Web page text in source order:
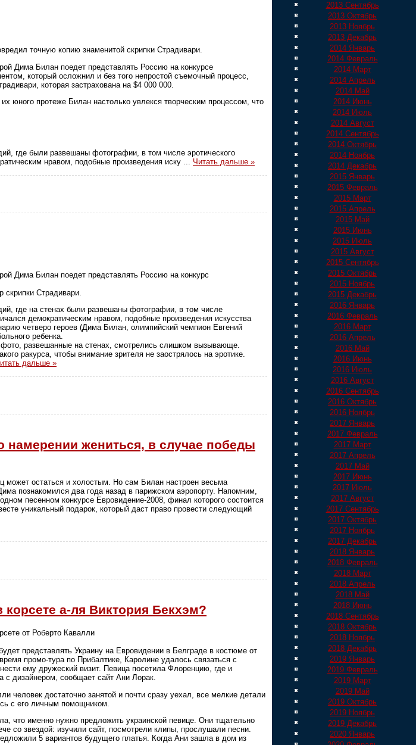
точную копию знаменитой скрипки Страдивари.
Дима Билан поедет представлять Россию на конкурсе
который осложнил и без того непростой съемочный процесс,
которая застрахована на $4 000 000.
юного протеже Билан настолько увлекся творческим процессом, что
где были развешаны фотографии, в том числе эротического
нравом, подобные произведения иску ... Читать дальше »
Дима Билан поедет представлять Россию на конкурс
Страдивари.
где на стенах были развешаны фотографии, в том числе
демократическим нравом, подобные произведения искусства
четверо героев (Дима Билан, олимпийский чемпион Евгений
ребенка.
развешанные на стенах, смотрелись слишком вызывающе.
ракурса, чтобы внимание зрителя не заострялось на эротике.
дальше »
намерении жениться, в случае победы
может остаться и холостым. Но сам Билан настроен весьма
познакомился два года назад в парижском аэропорту. Напомним,
песенном конкурсе Евровидение-2008, финал которого состоится
уникальный подарок, который даст право провести следующий
а-ля Виктория Бекхэм?
от Роберто Кавалли
представлять Украину на Евровидении в Белграде в костюме от
промо-тура по Прибалтике, Каролине удалось связаться с
ему дружеский визит. Певица посетила Флоренцию, где и
с дизайнером, сообщает сайт Ани Лорак.
человек достаточно занятой и почти сразу уехал, все мелкие детали
с его личным помощником.
что именно нужно предложить украинской певице. Они тщательно
со звездой: изучили сайт, посмотрели клипы, прослушали песни.
5 вариантов будущего платья. Когда Ани зашла в дом из
2013 Сентябрь
2013 Октябрь
2013 Ноябрь
2013 Декабрь
2014 Январь
2014 Февраль
2014 Март
2014 Апрель
2014 Май
2014 Июнь
2014 Июль
2014 Август
2014 Сентябрь
2014 Октябрь
2014 Ноябрь
2014 Декабрь
2015 Январь
2015 Февраль
2015 Март
2015 Апрель
2015 Май
2015 Июнь
2015 Июль
2015 Август
2015 Сентябрь
2015 Октябрь
2015 Ноябрь
2015 Декабрь
2016 Январь
2016 Февраль
2016 Март
2016 Апрель
2016 Май
2016 Июнь
2016 Июль
2016 Август
2016 Сентябрь
2016 Октябрь
2016 Ноябрь
2017 Январь
2017 Февраль
2017 Март
2017 Апрель
2017 Май
2017 Июнь
2017 Июль
2017 Август
2017 Сентябрь
2017 Октябрь
2017 Ноябрь
2017 Декабрь
2018 Январь
2018 Февраль
2018 Март
2018 Апрель
2018 Май
2018 Июнь
2018 Сентябрь
2018 Октябрь
2018 Ноябрь
2018 Декабрь
2019 Январь
2019 Февраль
2019 Март
2019 Май
2019 Октябрь
2019 Ноябрь
2019 Декабрь
2020 Январь